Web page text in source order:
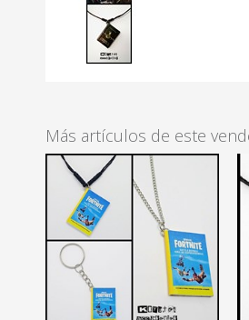
Más artículos de este